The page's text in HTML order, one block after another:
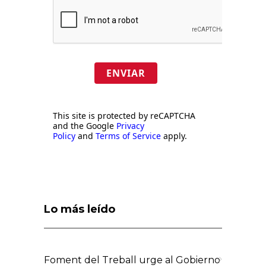
ENVIAR
This site is protected by reCAPTCHA
and the Google Privacy
Policy and Terms of Service apply.
Lo más leído
Foment del Treball urge al Gobierno